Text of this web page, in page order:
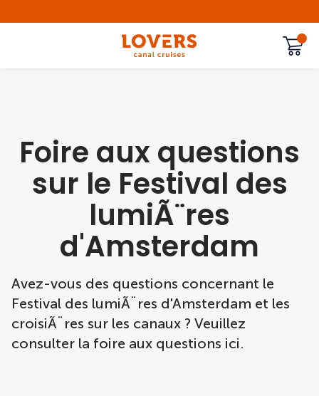
Foire aux questions
sur le Festival des
lumiÃ¨res
d'Amsterdam
Avez-vous des questions concernant le
Festival des lumiÃ¨res d'Amsterdam et les
croisiÃ¨res sur les canaux ? Veuillez
consulter la foire aux questions ici.